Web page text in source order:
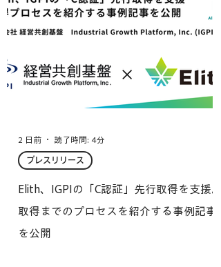
Elith、IGPIの「C認証」先行取得を支援。
取得までのプロセスを紹介する事例記事
を公開
プレスリリース
2 日前 読了時間: 4分